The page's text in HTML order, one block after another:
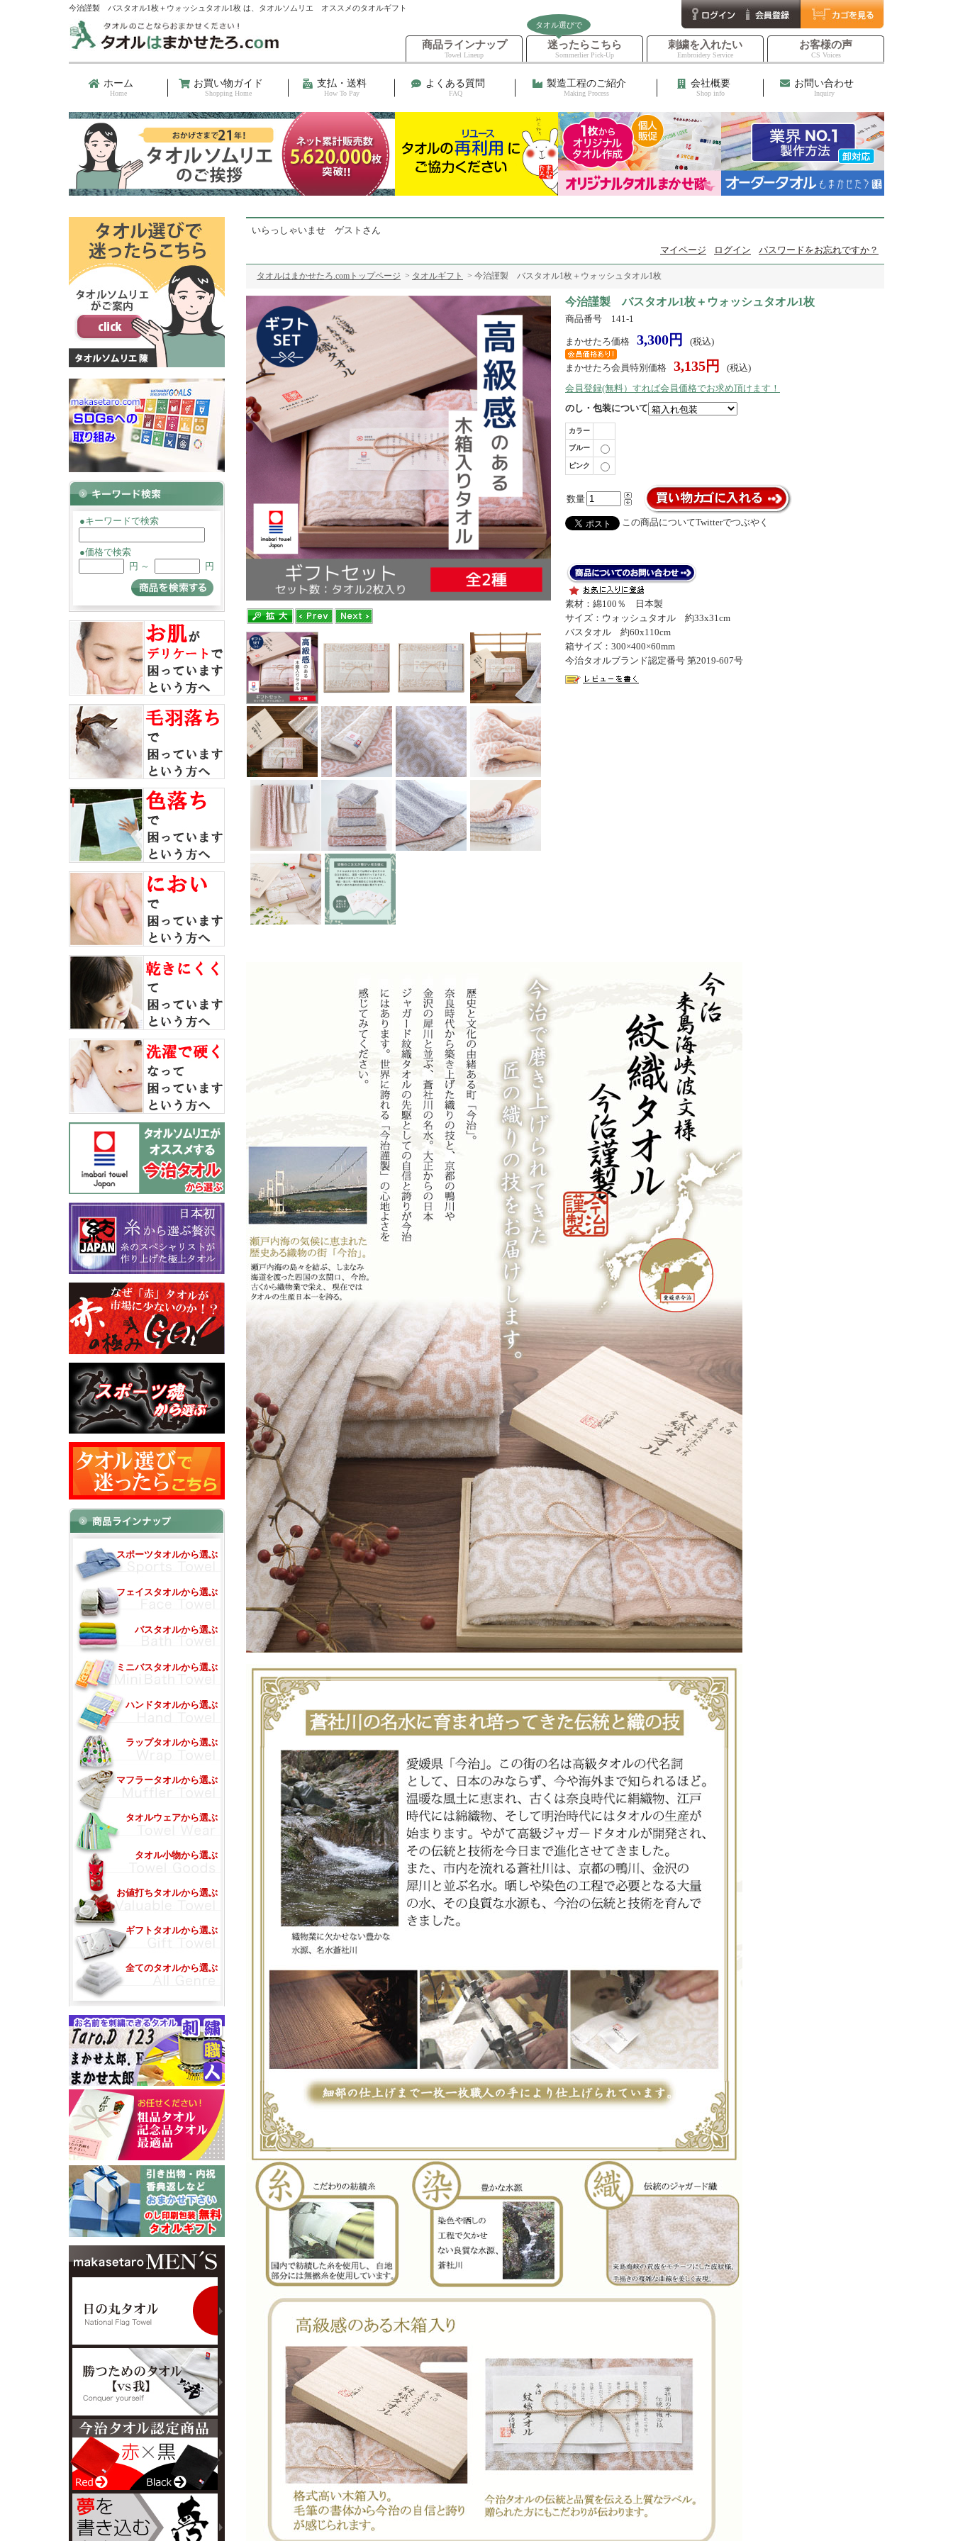
今治謹製 バスタオル1枚＋ウォッシュタオル1枚 は、タオルソムリエ オススメのタオルギフト
商品ラインナップ
Towel Lineup
迷ったらこちら
Sommerlier Pick-Up
タオル選びで
刺繍を入れたい
Embroidery Service
お客様の声
CS Voices
ホーム
Home
お買い物ガイド
Shopping Home
支払・送料
How To Pay
よくある質問
FAQ
製造工程のご紹介
Making Process
会社概要
Shop info
お問い合わせ
Inquiry
●キーワードで検索
●価格で検索
円 ～
円
スポーツタオルから選ぶ
フェイスタオルから選ぶ
バスタオルから選ぶ
ミニバスタオルから選ぶ
ハンドタオルから選ぶ
ラップタオルから選ぶ
マフラータオルから選ぶ
タオルウェアから選ぶ
タオル小物から選ぶ
お値打ちタオルから選ぶ
ギフトタオルから選ぶ
全てのタオルから選ぶ
いらっしゃいませ ゲストさん
マイページ
ログイン パスワードをお忘れですか？
タオルはまかせたろ.comトップページ > タオルギフト > 今治謹製 バスタオル1枚＋ウォッシュタオル1枚
今治謹製 バスタオル1枚＋ウォッシュタオル1枚
商品番号 141-1
まかせたろ価格 3,300円 (税込)
まかせたろ会員特別価格 3,135円
(税込)
会員登録(無料）すれば会員価格でお求め頂けます！
のし・包装について
カラー
ブルー
ピンク
数量
この商品についてTwitterでつぶやく
素材：綿100％ 日本製
サイズ：ウォッシュタオル 約33x31cm
バスタオル 約60x110cm
箱サイズ：300×400×60mm
今治タオルブランド認定番号 第2019-607号